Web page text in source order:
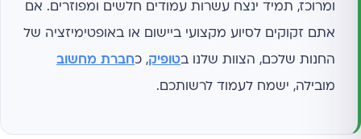
ומרוכז, תמיד ינצח עשרות עמודים חלשים ומפוזרים. אם
אתם זקוקים לסיוע מקצועי ביישום או באופטימיזציה של
החנות שלכם, הצוות שלנו בטופיק, כחברת מחשוב
מובילה, ישמח לעמוד לרשותכם.